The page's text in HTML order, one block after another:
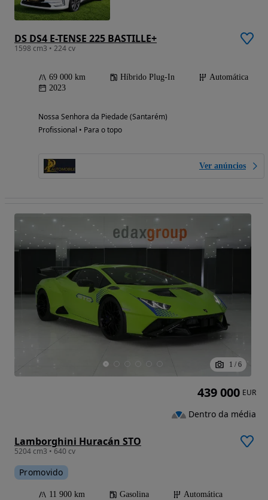
DS DS4 E-TENSE 225 BASTILLE+
1598 cm3 • 224 cv
69 000 km Híbrido Plug-In
Automática
2023
Nossa Senhora da Piedade (Santarém)
Profissional • Para o topo
Ver anúncios
1 / 6
Lamborghini Huracán STO
5204 cm3 • 640 cv
Promovido
11 900 km Gasolina
Automática
439 000 EUR
Dentro da média